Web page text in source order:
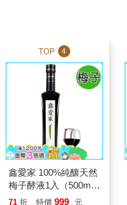
TOP 4
鑫愛家 100%純釀天然
梅子酵液1入（500ml/
瓶）
71 折 特價 999 元